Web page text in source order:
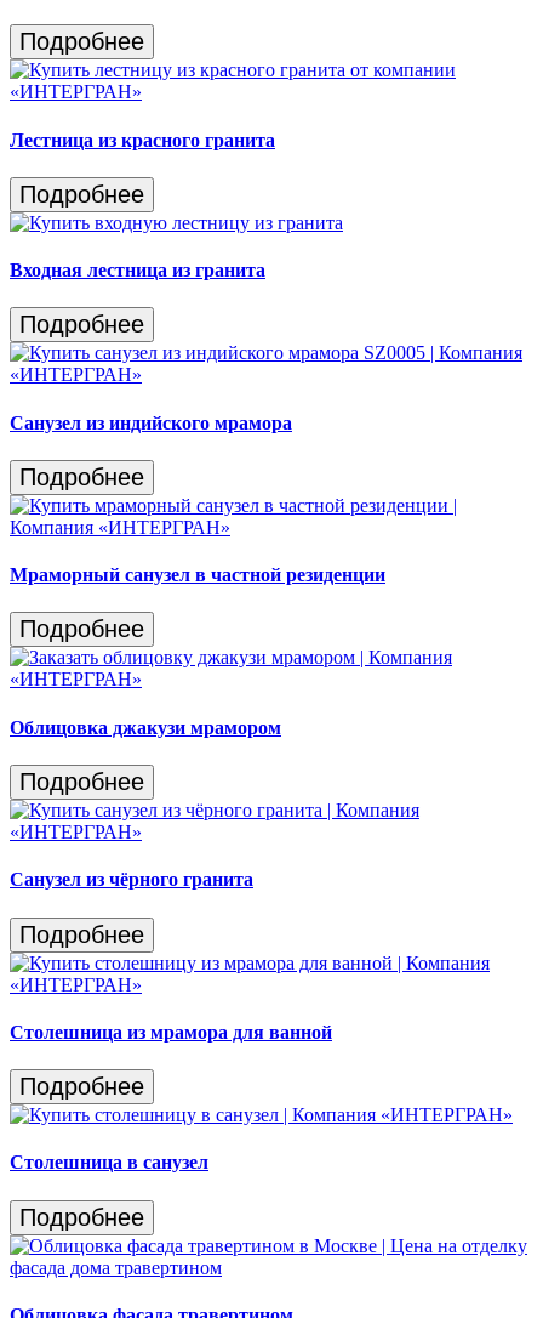
Подробнее
Лестница из красного гранита
Подробнее
Входная лестница из гранита
Подробнее
Санузел из индийского мрамора
Подробнее
Мраморный санузел в частной резиденции
Подробнее
Облицовка джакузи мрамором
Подробнее
Санузел из чёрного гранита
Подробнее
Столешница из мрамора для ванной
Подробнее
Столешница в санузел
Подробнее